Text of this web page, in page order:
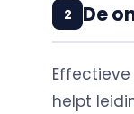
2 De
Effectieve
helpt